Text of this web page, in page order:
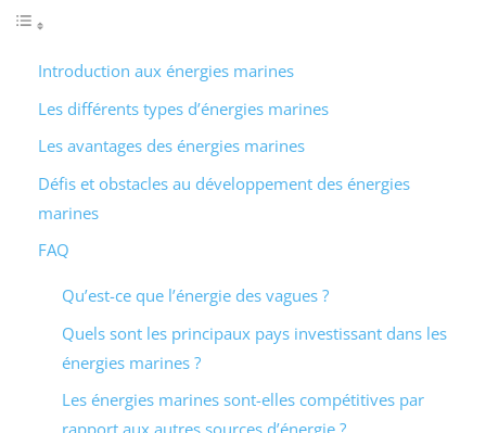
Introduction aux énergies marines
Les différents types d’énergies marines
Les avantages des énergies marines
Défis et obstacles au développement des énergies
marines
FAQ
Qu’est-ce que l’énergie des vagues ?
Quels sont les principaux pays investissant dans les
énergies marines ?
Les énergies marines sont-elles compétitives par
rapport aux autres sources d’énergie ?